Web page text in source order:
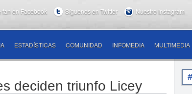
fan en Facebook Síguenos en Twitter Nuestro Instagram
ESTADÍSTICAS COMUNIDAD INFOMEDIA MULTIMEDIA
deciden triunfo Licey